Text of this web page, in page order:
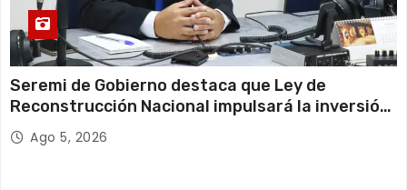
Seremi de Gobierno destaca que Ley de
Reconstrucción Nacional impulsará la inversión
y el empleo en Tarapacá
Ago 5, 2026